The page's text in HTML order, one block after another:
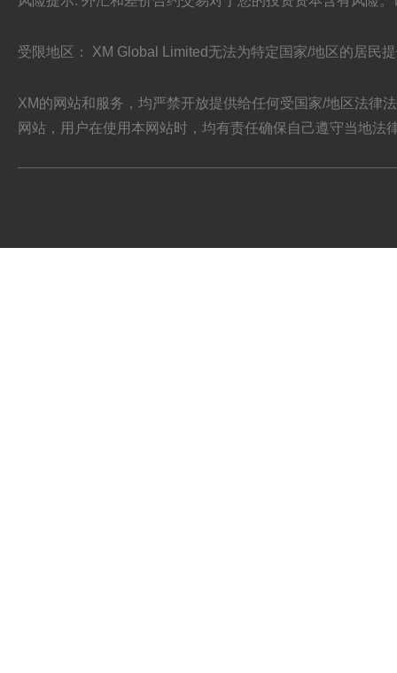
受限地区： XM Global Limited无法为特定国家/地区的居民
XM的网站和服务，均严禁开放提供给任何受国家/地区法律
网站，用户在使用本网站时，均有责任确保自己遵守当地